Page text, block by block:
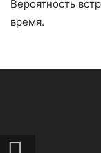
Вероятность
время.